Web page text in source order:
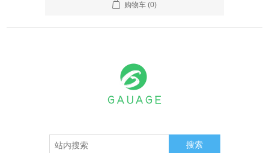
购物车 (0)
搜索